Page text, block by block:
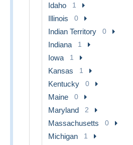
Idaho 1
Illinois 0
Indian Territory 0
Indiana 1
Iowa 1
Kansas 1
Kentucky 0
Maine 0
Maryland 2
Massachusetts 0
Michigan 1